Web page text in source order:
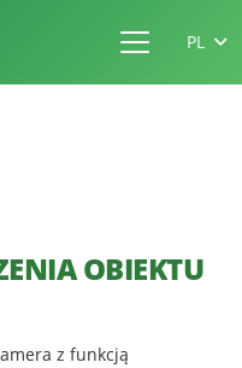
PL
OBIEKTU
z funkcją